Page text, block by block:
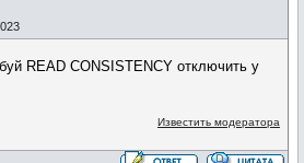
READ CONSISTENCY отключить у
Известить модератора